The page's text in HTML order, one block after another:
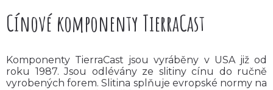
Cínové komponenty TierraCast
Komponenty TierraCast jsou vyráběny v USA již od
roku 1987. Jsou odlévány ze slitiny cínu do ručně
vyrobených forem. Slitina splňuje evropské normy na